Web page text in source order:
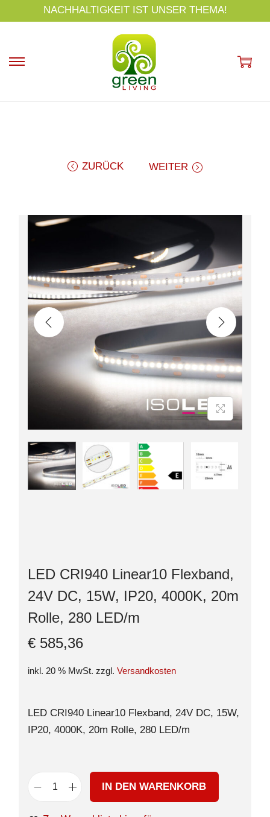
p
NACHHALTIGKEIT IST UNSER THEMA!
ZURÜCK WEITER
LED CRI940 Linear10 Flexband,
24V DC, 15W, IP20, 4000K, 20m
Rolle, 280 LED/m
€ 585,36
inkl. 20 % MwSt. zzgl. Versandkosten
LED CRI940 Linear10 Flexband, 24V DC, 15W,
IP20, 4000K, 20m Rolle, 280 LED/m
IN DEN WARENKORB